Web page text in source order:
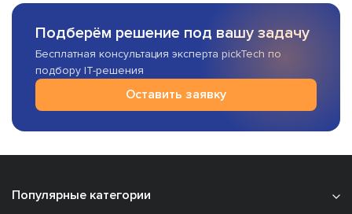
Подберём решение под вашу задачу
Бесплатная консультация эксперта pickTech по
подбору IT-решения
Оставить заявку
Популярные категории